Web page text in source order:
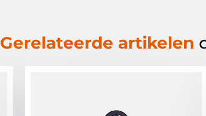
Gerelateerde artikelen